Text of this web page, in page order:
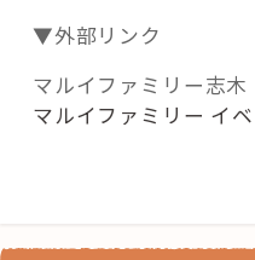
▼外部リンク
マルイファミリー志
マルイファミリー イ